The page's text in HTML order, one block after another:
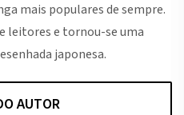
mais populares de sempre.
leitores e tornou-se uma
japonesa.
AUTOR